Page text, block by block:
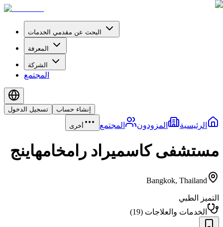
البحث عن مقدمي الخدمات
المعرفة
الشركة
المجتمع
تسجيل الدخول إنشاء حساب
الرئيسية المزودون المجتمع أخرى
مستشفى كاسميراد رامخامهاينج
Bangkok, Thailand
التميز الطبي
الخدمات والعلاجات (
19
)